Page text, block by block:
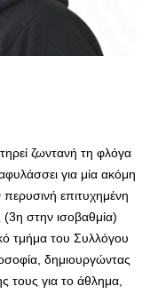
ζωντανή τη φλόγα
για μία ακόμη
επιτυχημένη
στην ισοβαθμία)
τμήμα του Συλλόγου
δημιουργώντας
τους για το άθλημα,